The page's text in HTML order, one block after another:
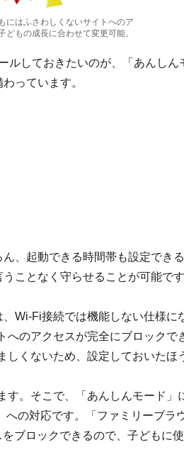
にはふさわしくないサイトへのア
もの成長に合わせて変更可能。
しておきたいのが、「あんしん
っています。
、起動できる時間帯も設定でき
ことなく守らせることが可能です
Wi-Fi接続では機能しない仕様に
のアクセスが完全にブロックで
くないため、設定しておいたほ
す。そこで、「あんしんモード」
の対応です。「ファミリーブラ
ブロックできるので、子どもに